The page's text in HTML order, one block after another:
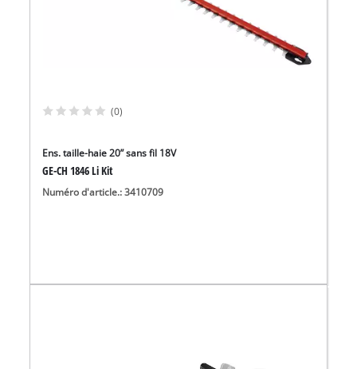
(0)
Ens. taille-haie 20” sans fil 18V
GE-CH 1846 Li Kit
Numéro d'article.: 3410709